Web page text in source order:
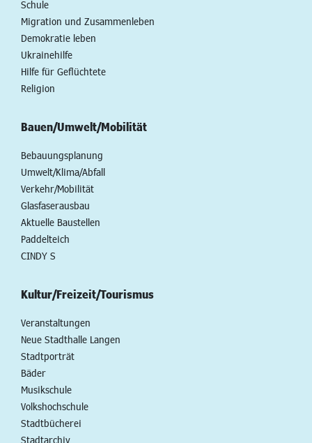
Schule
Migration und Zusammenleben
Demokratie leben
Ukrainehilfe
Hilfe für Geflüchtete
Religion
Bauen/Umwelt/Mobilität
Bebauungsplanung
Umwelt/Klima/Abfall
Verkehr/Mobilität
Glasfaserausbau
Aktuelle Baustellen
Paddelteich
CINDY S
Kultur/Freizeit/Tourismus
Veranstaltungen
Neue Stadthalle Langen
Stadtporträt
Bäder
Musikschule
Volkshochschule
Stadtbücherei
Stadtarchiv